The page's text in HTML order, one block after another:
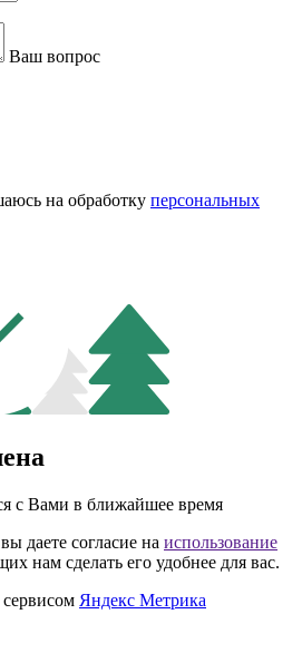
Ваш вопрос
на обработку персональных
с Вами в ближайшее время
даете согласие на использование
нам сделать его удобнее для вас.
Яндекс Метрика